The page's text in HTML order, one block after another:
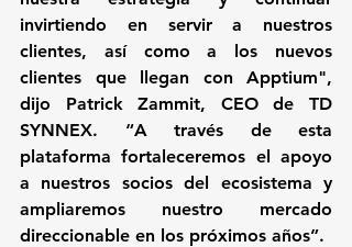
invirtiendo en servir a nuestros
clientes, así como a los nuevos
clientes que llegan con Apptium",
dijo Patrick Zammit, CEO de TD
SYNNEX. “A través de esta
plataforma fortaleceremos el apoyo
a nuestros socios del ecosistema y
ampliaremos nuestro mercado
direccionable en los próximos años”.